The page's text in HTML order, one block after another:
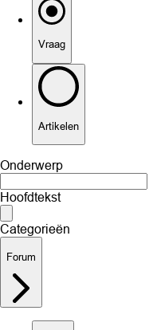
Vraag
Artikelen
Onderwerp
Hoofdtekst
Categorieën
Forum